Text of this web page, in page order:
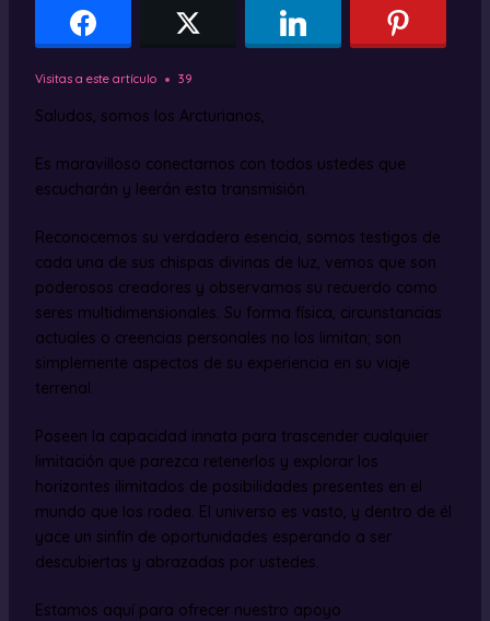
Visitas a este artículo 39
Saludos, somos los Arcturianos,
Es maravilloso conectarnos con todos ustedes que
escucharán y leerán esta transmisión.
Reconocemos su verdadera esencia, somos testigos de
cada una de sus chispas divinas de luz, vemos que son
poderosos creadores y observamos su recuerdo como
seres multidimensionales. Su forma física, circunstancias
actuales o creencias personales no los limitan; son
simplemente aspectos de su experiencia en su viaje
terrenal.
Poseen la capacidad innata para trascender cualquier
limitación que parezca retenerlos y explorar los
horizontes ilimitados de posibilidades presentes en el
mundo que los rodea. El universo es vasto, y dentro de él
yace un sinfín de oportunidades esperando a ser
descubiertas y abrazadas por ustedes.
Estamos aquí para ofrecer nuestro apoyo